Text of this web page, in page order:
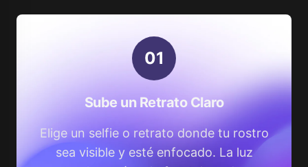
01
Sube un Retrato Claro
Elige un selfie o retrato donde tu rostro
sea visible y esté enfocado. La luz